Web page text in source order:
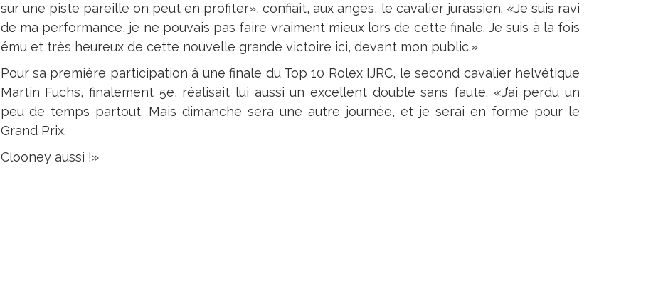
sur une piste pareille on peut en profiter», confiait, aux anges, le cavalier jurassien. «Je suis ravi
de ma performance, je ne pouvais pas faire vraiment mieux lors de cette finale. Je suis à la fois
ému et très heureux de cette nouvelle grande victoire ici, devant mon public.»
Pour sa première participation à une finale du Top 10 Rolex IJRC, le second cavalier helvétique
Martin Fuchs, finalement 5e, réalisait lui aussi un excellent double sans faute. «J’ai perdu un
peu de temps partout. Mais dimanche sera une autre journée, et je serai en forme pour le
Grand Prix.
Clooney aussi !»